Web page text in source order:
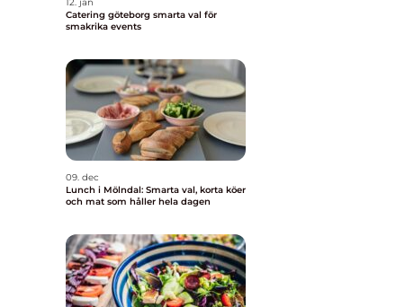
Catering göteborg smarta val för
smakrika events
09. dec
Lunch i Mölndal: Smarta val, korta köer
och mat som håller hela dagen